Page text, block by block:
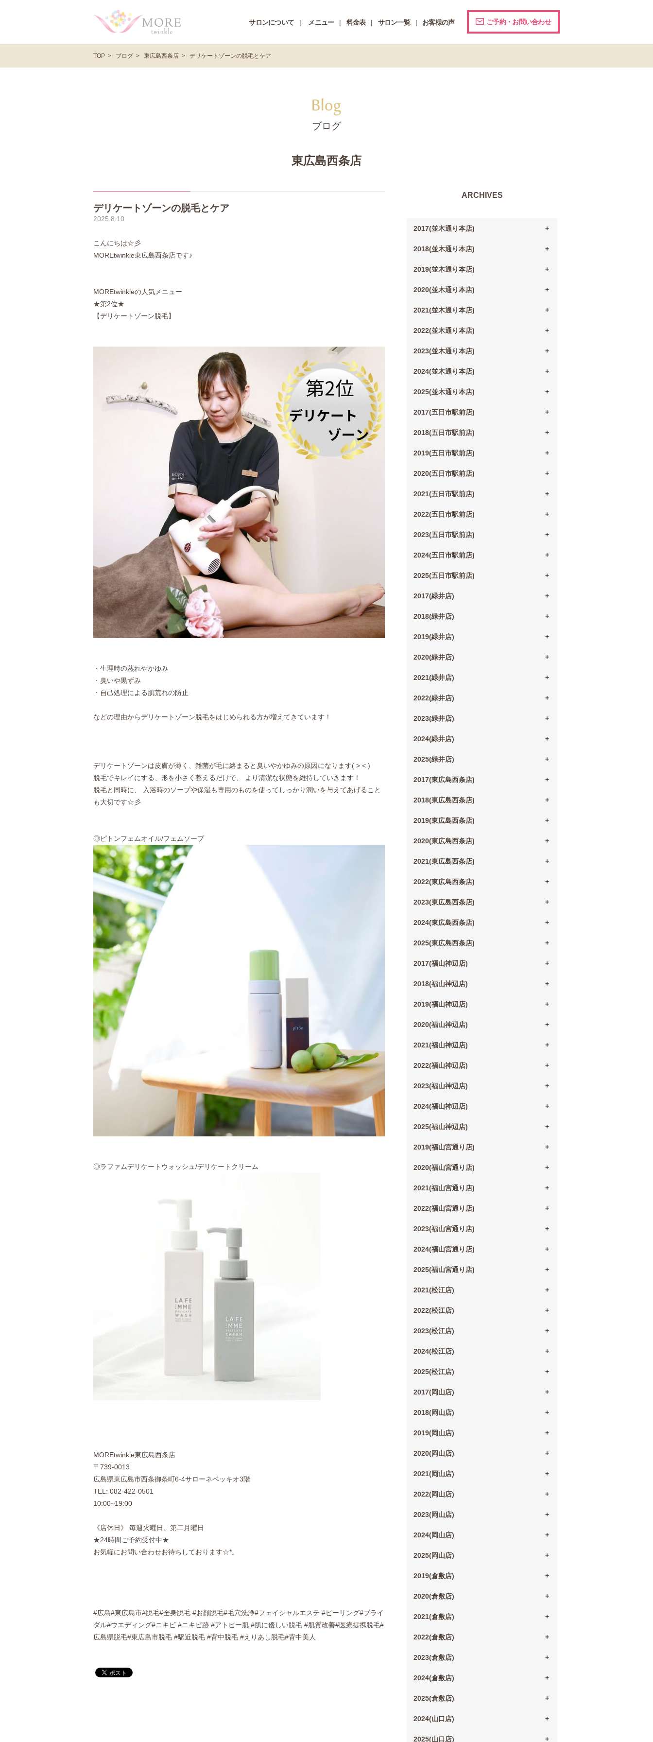
サロンについて メニュー 料金表 サロン一覧 お客様の声 ご予約・お問い合わせ
TOP ブログ 東広島西条店 デリケートゾーンの脱毛とケア
ブログ
東広島西条店
デリケートゾーンの脱毛とケア
2025.8.10
こんにちは☆彡
MOREtwinkle東広島西条店です♪
MOREtwinkleの人気メニュー
★第2位★
【デリケートゾーン脱毛】
・生理時の蒸れやかゆみ
・臭いや黒ずみ
・自己処理による肌荒れの防止
などの理由からデリケートゾーン脱毛をはじめられる方が増えてきています！
デリケートゾーンは皮膚が薄く、雑菌が毛に絡まると臭いやかゆみの原因になります( > < )
脱毛でキレイにする、形を小さく整えるだけで、 より清潔な状態を維持していきます！
脱毛と同時に、 入浴時のソープや保湿も専用のものを使ってしっかり潤いを与えてあげること
も大切です☆彡
◎ピトンフェムオイル/フェムソープ
◎ラファムデリケートウォッシュ/デリケートクリーム
MOREtwinkle東広島西条店
〒739-0013
広島県東広島市西条御条町6-4サローネベッキオ3階
TEL: 082-422-0501
10:00~19:00
《店休日》 毎週火曜日、第二月曜日
★24時間ご予約受付中★
お気軽にお問い合わせお待ちしております☆*。
#広島#東広島市#脱毛#全身脱毛 #お顔脱毛#毛穴洗浄#フェイシャルエステ #ピーリング#ブライ
ダル#ウエディング#ニキビ #ニキビ跡 #アトピー肌 #肌に優しい脱毛 #肌質改善#医療提携脱毛#
広島県脱毛#東広島市脱毛 #駅近脱毛 #背中脱毛 #えりあし脱毛#背中美人
ARCHIVES
2017(並木通り本店)
2018(並木通り本店)
2019(並木通り本店)
2020(並木通り本店)
2021(並木通り本店)
2022(並木通り本店)
2023(並木通り本店)
2024(並木通り本店)
2025(並木通り本店)
2017(五日市駅前店)
2018(五日市駅前店)
2019(五日市駅前店)
2020(五日市駅前店)
2021(五日市駅前店)
2022(五日市駅前店)
2023(五日市駅前店)
2024(五日市駅前店)
2025(五日市駅前店)
2017(緑井店)
2018(緑井店)
2019(緑井店)
2020(緑井店)
2021(緑井店)
2022(緑井店)
2023(緑井店)
2024(緑井店)
2025(緑井店)
2017(東広島西条店)
2018(東広島西条店)
2019(東広島西条店)
2020(東広島西条店)
2021(東広島西条店)
2022(東広島西条店)
2023(東広島西条店)
2024(東広島西条店)
2025(東広島西条店)
2017(福山神辺店)
2018(福山神辺店)
2019(福山神辺店)
2020(福山神辺店)
2021(福山神辺店)
2022(福山神辺店)
2023(福山神辺店)
2024(福山神辺店)
2025(福山神辺店)
2019(福山宮通り店)
2020(福山宮通り店)
2021(福山宮通り店)
2022(福山宮通り店)
2023(福山宮通り店)
2024(福山宮通り店)
2025(福山宮通り店)
2021(松江店)
2022(松江店)
2023(松江店)
2024(松江店)
2025(松江店)
2017(岡山店)
2018(岡山店)
2019(岡山店)
2020(岡山店)
2021(岡山店)
2022(岡山店)
2023(岡山店)
2024(岡山店)
2025(岡山店)
2019(倉敷店)
2020(倉敷店)
2021(倉敷店)
2022(倉敷店)
2023(倉敷店)
2024(倉敷店)
2025(倉敷店)
2024(山口店)
2025(山口店)